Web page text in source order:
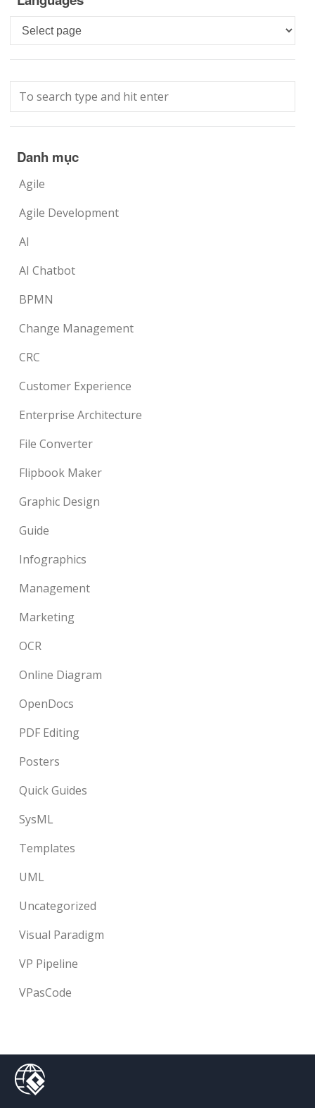
Languages
Danh mục
Agile
Agile Development
AI
AI Chatbot
BPMN
Change Management
CRC
Customer Experience
Enterprise Architecture
File Converter
Flipbook Maker
Graphic Design
Guide
Infographics
Management
Marketing
OCR
Online Diagram
OpenDocs
PDF Editing
Posters
Quick Guides
SysML
Templates
UML
Uncategorized
Visual Paradigm
VP Pipeline
VPasCode